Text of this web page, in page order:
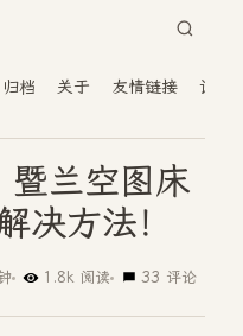
归档 关于 友情链接 读者
暨兰空图床
决方法！
1.8k 阅读 33 评论